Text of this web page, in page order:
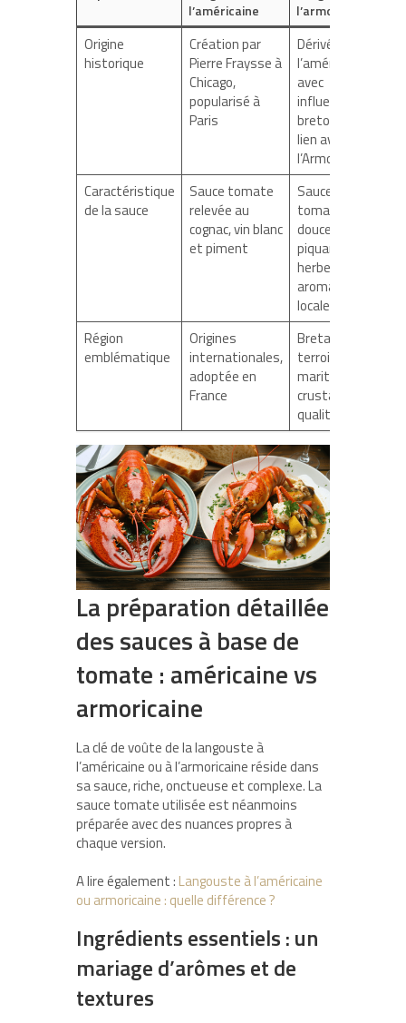
l’américaine
l’armoricaine
Origine
historique
Création par
Pierre Fraysse à
Chicago,
popularisé à
Paris
Dérivé de
l’américaine
avec
influence
bretonne,
lien avec
l’Armorique
Caractéristique
de la sauce
Sauce tomate
relevée au
cognac, vin blanc
et piment
Sauce
tomate plus
douce, moins
piquante,
herbes
aromatiques
locales
Région
emblématique
Origines
internationales,
adoptée en
France
Bretagne,
terroir
maritime et
crustacés de
qualité
La préparation détaillée
des sauces à base de
tomate : américaine vs
armoricaine
La clé de voûte de la langouste à
l’américaine ou à l’armoricaine réside dans
sa sauce, riche, onctueuse et complexe. La
sauce tomate utilisée est néanmoins
préparée avec des nuances propres à
chaque version.
A lire également : Langouste à l’américaine
ou armoricaine : quelle différence ?
Ingrédients essentiels : un
mariage d’arômes et de
textures